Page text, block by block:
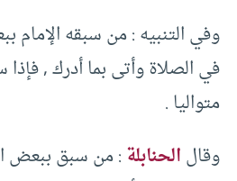
وفي التنبيه : من سبقه الإمام
في الصلاة وأتى بما أدرك , فإذا
متواليا .
وقالالحنابلة: من سبق ببعض